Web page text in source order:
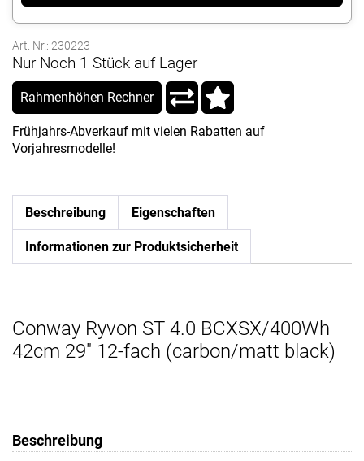
Art. Nr.: 230223
Nur Noch 1 Stück auf Lager
Rahmenhöhen Rechner
Frühjahrs-Abverkauf mit vielen Rabatten auf
Vorjahresmodelle!
Beschreibung Eigenschaften
Informationen zur Produktsicherheit
Conway Ryvon ST 4.0 BCXSX/400Wh
42cm 29" 12-fach (carbon/matt black)
Beschreibung